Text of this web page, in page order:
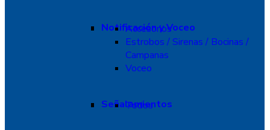
Notificación y Voceo
Accesorios
Estrobos / Sirenas / Bocinas /
Campanas
Voceo
Señalamientos
Todos